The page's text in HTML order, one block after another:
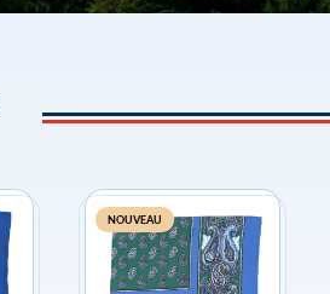
NOUVEAU